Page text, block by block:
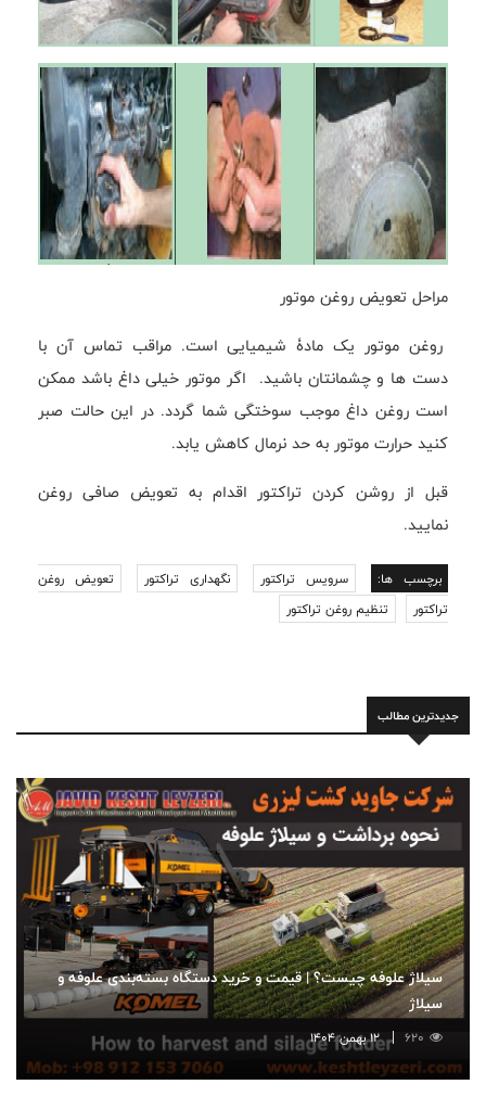
مراحل تعویض روغن موتور
روغن موتور یک مادۀ شیمیایی است. مراقب تماس آن با
دست ها و چشمانتان باشید. اگر موتور خیلی داغ باشد ممکن
است روغن داغ موجب سوختگی شما گردد. در این حالت صبر
کنید حرارت موتور به حد نرمال کاهش یابد.
قبل از روشن کردن تراکتور اقدام به تعویض صافی روغن
نمایید.
برچسب ها: سرویس تراکتور نگهداری تراکتور
تعویض روغن
تراکتور
تنظیم روغن تراکتور
جدیدترین مطالب
سیلاژ علوفه چیست؟ | قیمت و خرید دستگاه بسته‌بندی علوفه و
سیلاژ
620 12 بهمن 1404